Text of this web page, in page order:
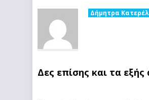
Δήμητρα
Δες επίσης και τα